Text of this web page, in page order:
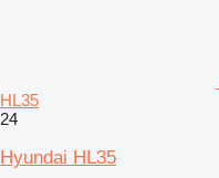
HL35
24
Hyundai HL35